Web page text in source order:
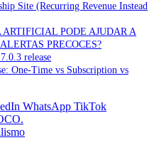
Site (Recurring Revenue Instead
PODE AJUDAR A
PRECOCES?
release
One-Time vs Subscription vs
WhatsApp TikTok